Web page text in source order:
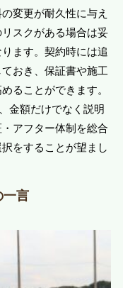
変更が耐久性に与え
スクがある場合は妥
ます。契約時には追
おき、保証書や施工
ることができます。
金額だけでなく説明
アフター体制を総合
をすることが望まし
一言